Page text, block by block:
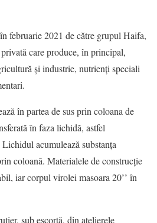
februarie 2021 de către grupul Haifa,
care produce, în principal,
și industrie, nutrienți speciali
în partea de sus prin coloana de
în faza lichidă, astfel
acumulează substanța
coloană. Materialele de construcție
iar corpul virolei masoara 20’’ în
sub escortă, din atelierele